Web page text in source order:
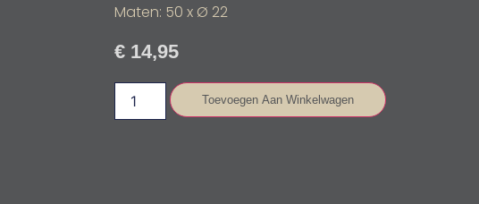
Maten: 50 x Ø 22
€14,95
Toevoegen Aan Winkelwagen